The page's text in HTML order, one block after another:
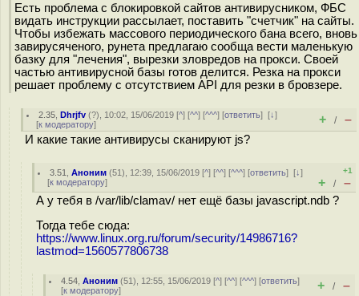
Есть проблема с блокировкой сайтов антивирусником, ФБС
видать инструкции рассылает, поставить "счетчик" на сайты.
Чтобы избежать массового периодического бана всего, вновь
завирусяченого, рунета предлагаю сообща вести маленькую
базку для "лечения", вырезки зловредов на прокси. Своей
частью антивирусной базы готов делится. Резка на прокси
решает проблему с отсутствием API для резки в бровзере.
2.35 ,Dhrjfv (?), 10:02, 15/06/2019 [^] [^^] [^^^] [ответить][↓]
[к модератору] + / –
И какие такие антивирусы сканируют js?
3.51 ,Аноним (51), 12:39, 15/06/2019 [^] [^^] [^^^] [ответить][↓]
[к модератору]
+1
+ / –
А у тебя в /var/lib/clamav/ нет ещё базы javascript.ndb ?
Тогда тебе сюда:
https://www.linux.org.ru/forum/security/14986716?
lastmod=1560577806738
4.54 ,Аноним (51), 12:55, 15/06/2019 [^] [^^] [^^^] [ответить]
[к модератору] + / –